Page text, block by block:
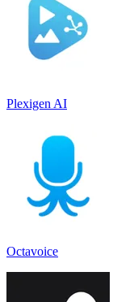
Plexigen AI
Octavoice